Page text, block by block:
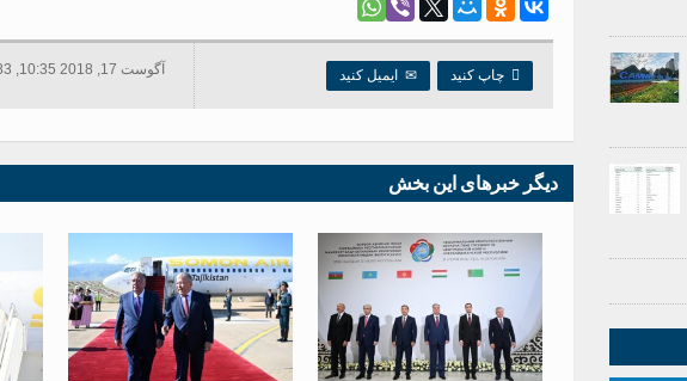
 چاپ کنید ✉ ایمیل کنید آگوست 17, 2018 10:35, 383 بازدید ها
دیگر خبرهای این بخش